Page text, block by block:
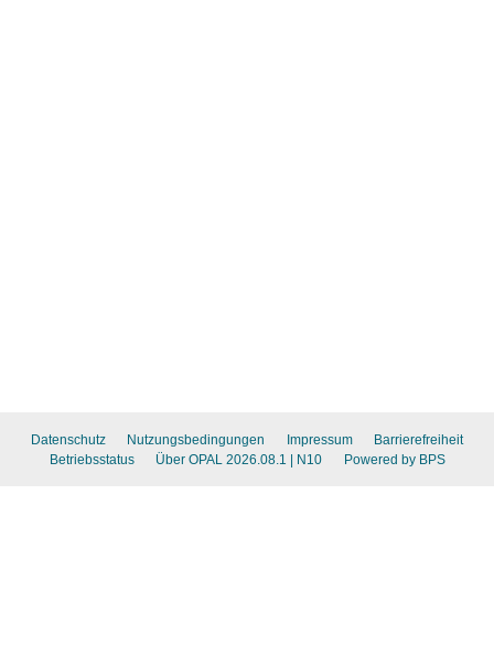
Datenschutz Nutzungsbedingungen Impressum
Barrierefreiheit
Betriebsstatus
Über OPAL 2026.08.1 | N10 Powered by BPS